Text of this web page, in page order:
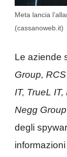
Meta lancia
(cassanoweb.it)
Le aziende
Group,
IT, TrueL
Negg
degli